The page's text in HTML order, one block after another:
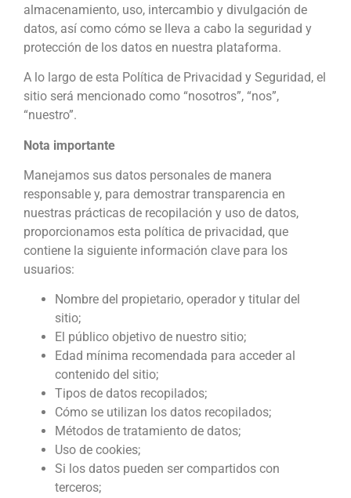
almacenamiento, uso, intercambio y divulgación de
datos, así como cómo se lleva a cabo la seguridad y
protección de los datos en nuestra plataforma.
A lo largo de esta Política de Privacidad y Seguridad, el
sitio será mencionado como “nosotros”, “nos”,
“nuestro”.
Nota importante
Manejamos sus datos personales de manera
responsable y, para demostrar transparencia en
nuestras prácticas de recopilación y uso de datos,
proporcionamos esta política de privacidad, que
contiene la siguiente información clave para los
usuarios:
Nombre del propietario, operador y titular del
sitio;
El público objetivo de nuestro sitio;
Edad mínima recomendada para acceder al
contenido del sitio;
Tipos de datos recopilados;
Cómo se utilizan los datos recopilados;
Métodos de tratamiento de datos;
Uso de cookies;
Si los datos pueden ser compartidos con
terceros;